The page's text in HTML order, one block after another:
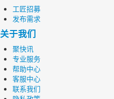
工匠招募
发布需求
关于我们
聚快讯
专业服务
帮助中心
客服中心
联系我们